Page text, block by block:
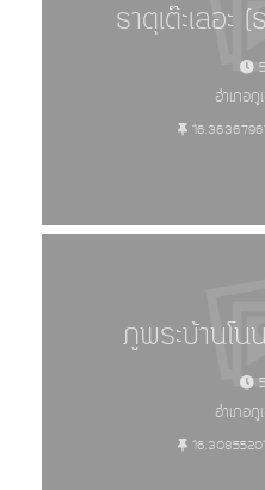
ธาตุเต๊ะเลอะ
5
อำเภอ
ภูพระบ้านโน
5
อำเภอ